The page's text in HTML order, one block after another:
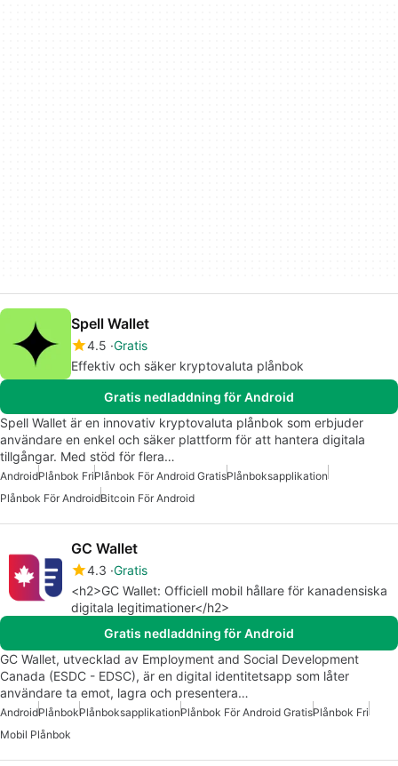
Spell Wallet
4.5 Gratis
Effektiv och säker kryptovaluta plånbok
Gratis nedladdning för Android
Spell Wallet är en innovativ kryptovaluta plånbok som erbjuder
användare en enkel och säker plattform för att hantera digitala
tillgångar. Med stöd för flera…
AndroidPlånbok FriPlånbok För Android GratisPlånboksapplikation
Plånbok För AndroidBitcoin För Android
GC Wallet
4.3 Gratis
<h2>GC Wallet: Officiell mobil hållare för kanadensiska
digitala legitimationer</h2>
Gratis nedladdning för Android
GC Wallet, utvecklad av Employment and Social Development
Canada (ESDC - EDSC), är en digital identitetsapp som låter
användare ta emot, lagra och presentera…
AndroidPlånbokPlånboksapplikationPlånbok För Android GratisPlånbok Fri
Mobil Plånbok